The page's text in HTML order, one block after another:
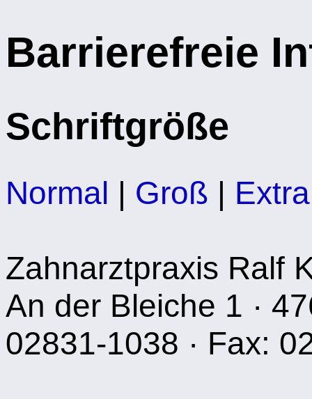
Barrierefreie
Schriftgröße
Normal | Groß |
Zahnarztpraxis Ralf
An der Bleiche 1 ·
02831-1038 · Fax: